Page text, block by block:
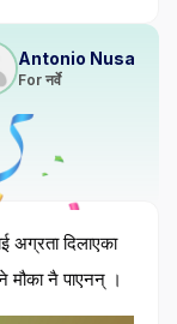
Antonio Nusa
For नर्वे
अग्रता दिलाएका
मौका नै पाएनन् ।